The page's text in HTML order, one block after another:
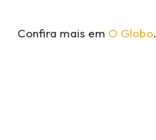
Confira mais em O Globo.